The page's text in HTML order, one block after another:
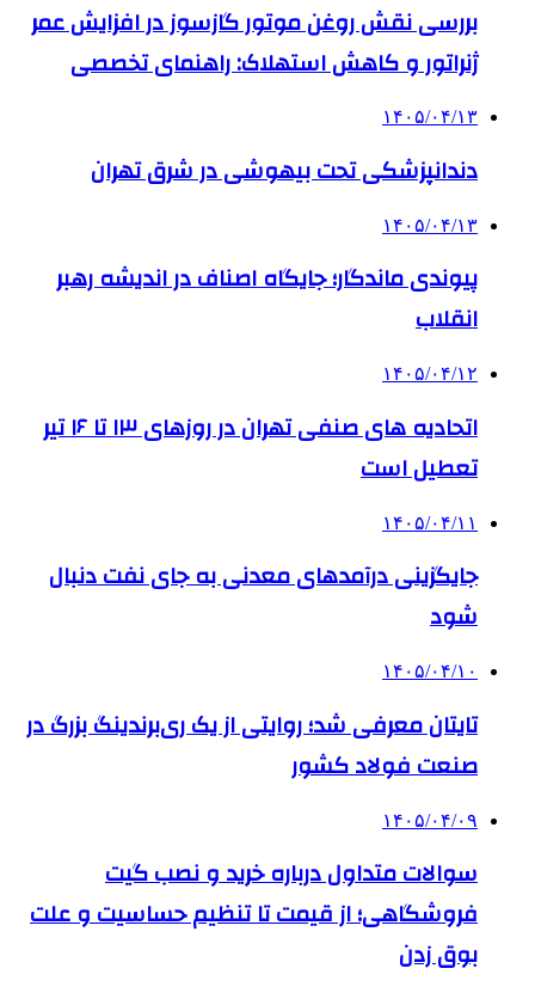
بررسی نقش روغن موتور گازسوز در افزایش عمر
ژنراتور و کاهش استهلاک: راهنمای تخصصی
۱۴۰۵/۰۴/۱۳
دندانپزشکی تحت بیهوشی در شرق تهران
۱۴۰۵/۰۴/۱۳
پیوندی ماندگار؛ جایگاه اصناف در اندیشه رهبر
انقلاب
۱۴۰۵/۰۴/۱۲
اتحادیه های صنفی تهران در روزهای ۱۳ تا ۱۶ تیر
تعطیل است
۱۴۰۵/۰۴/۱۱
جایگزینی درآمدهای معدنی به جای نفت دنبال
شود
۱۴۰۵/۰۴/۱۰
تایتان معرفی شد؛ روایتی از یک ری‌برندینگ بزرگ در
صنعت فولاد کشور
۱۴۰۵/۰۴/۰۹
سوالات متداول درباره خرید و نصب گیت
فروشگاهی؛ از قیمت تا تنظیم حساسیت و علت
بوق زدن